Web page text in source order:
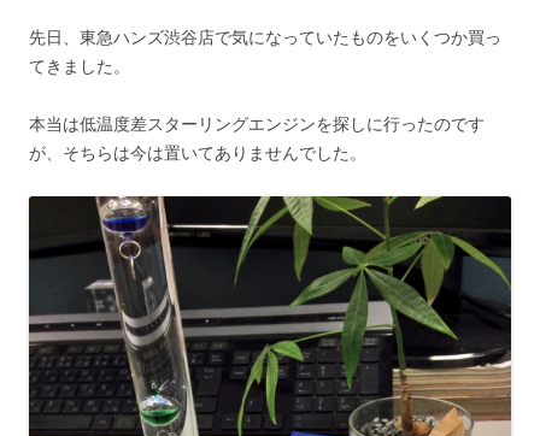
先日、東急ハンズ渋谷店で気になっていたものをいくつか買っ
てきました。
本当は低温度差スターリングエンジンを探しに行ったのです
が、そちらは今は置いてありませんでした。